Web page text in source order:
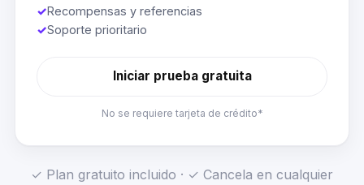
✓Recompensas y referencias
✓Soporte prioritario
Iniciar prueba gratuita
No se requiere tarjeta de crédito*
✓ Plan gratuito incluido · ✓ Cancela en cualquier